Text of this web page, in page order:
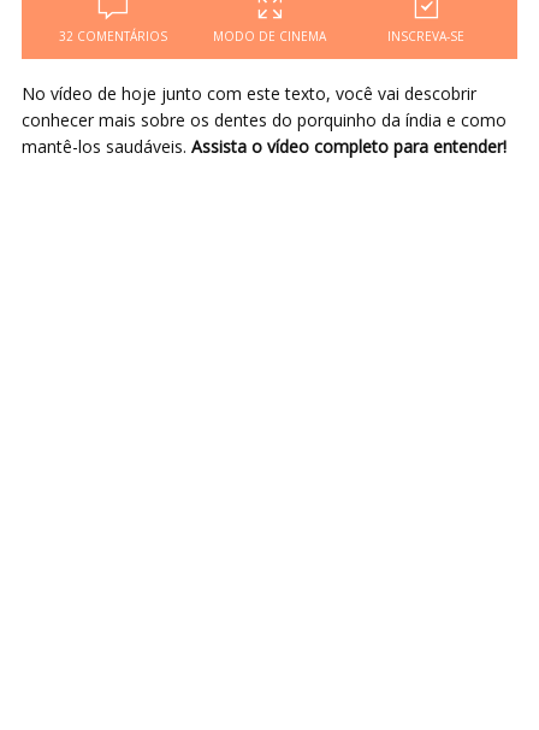
32 COMENTÁRIOS MODO DE CINEMA INSCREVA-SE
No vídeo de hoje junto com este texto, você vai descobrir
conhecer mais sobre os dentes do porquinho da índia e como
mantê-los saudáveis. Assista o vídeo completo para entender!